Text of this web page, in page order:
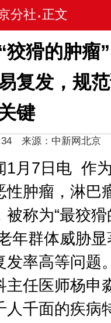
分社 • 正文
猾的肿瘤
复发，规
键
来源：中新网北京
月7日电 作
性肿瘤，淋巴
被称为“最狡
年群体威胁
发率高等问题
主任医师杨申
人千面的疾病